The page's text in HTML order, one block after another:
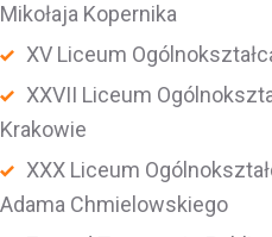
Mikołaja Kopernika
XV Liceum
XXVII Liceum
Krakowie
XXX Liceum
Adama Chmielowskiego